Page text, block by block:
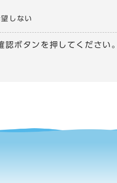
しない
ボタンを押してください。